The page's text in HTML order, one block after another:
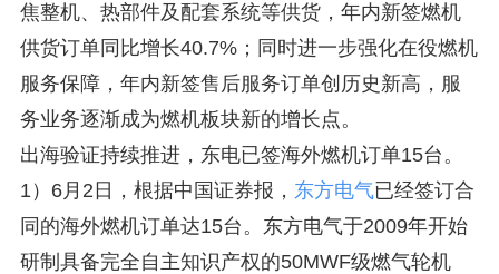
焦整机、热部件及配套系统等供货，年内新签燃机
供货订单同比增长40.7%；同时进一步强化在役燃机
服务保障，年内新签售后服务订单创历史新高，服
务业务逐渐成为燃机板块新的增长点。
出海验证持续推进，东电已签海外燃机订单15台。
1）6月2日，根据中国证券报， 东方电气已经签订合
同的海外燃机订单达15台。东方电气于2009年开始
研制具备完全自主知识产权的50MWF级燃气轮机